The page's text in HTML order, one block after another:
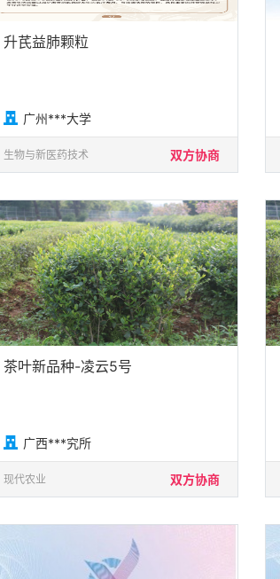
升芪益肺颗粒
 广州***大学
生物与新医药技术 双方协商
茶叶新品种-凌云5号
 广西***究所
现代农业 双方协商